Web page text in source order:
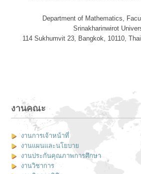
Department of Mathematics,
Srinakharinwirot
114 Sukhumvit 23, Bangkok, 10110,
งานคณะ
งานการเจ้าหน้าที่
งานแผนและนโยบาย
งานประกันคุณภาพการศึกษา
งานวิชาการ